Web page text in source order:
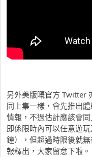
另外美版嘅官方 Twitter
同上集一樣，會先推出
情報，不過估計應該會
即係限時內可以任意遊
鐘），但超過時限後就
報釋出，大家留意下啦。